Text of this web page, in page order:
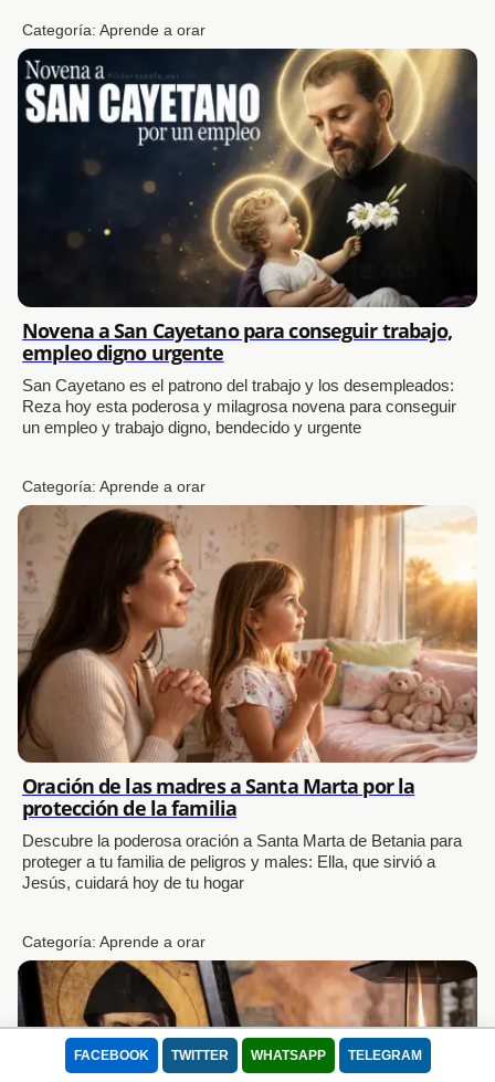
FACEBOOK TWITTER WHATSAPP TELEGRAM
Categoría:Aprende a orar
Novena a San Cayetano para conseguir trabajo,
empleo digno urgente
San Cayetano es el patrono del trabajo y los desempleados:
Reza hoy esta poderosa y milagrosa novena para conseguir
un empleo y trabajo digno, bendecido y urgente
Categoría:Aprende a orar
Oración de las madres a Santa Marta por la
protección de la familia
Descubre la poderosa oración a Santa Marta de Betania para
proteger a tu familia de peligros y males: Ella, que sirvió a
Jesús, cuidará hoy de tu hogar
Categoría:Aprende a orar